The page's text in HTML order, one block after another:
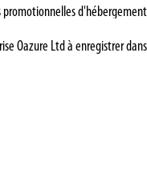
promotionnelles
Oazure Ltd à enregistrer